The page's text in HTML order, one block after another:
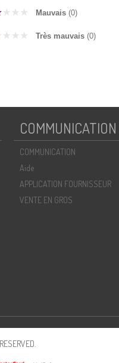
Mauvais (0)
Très mauvais (0)
COMMUNICATION
COMMUNICATION
Aide
APPLICATION FOURNISSEUR
VENTE EN GROS